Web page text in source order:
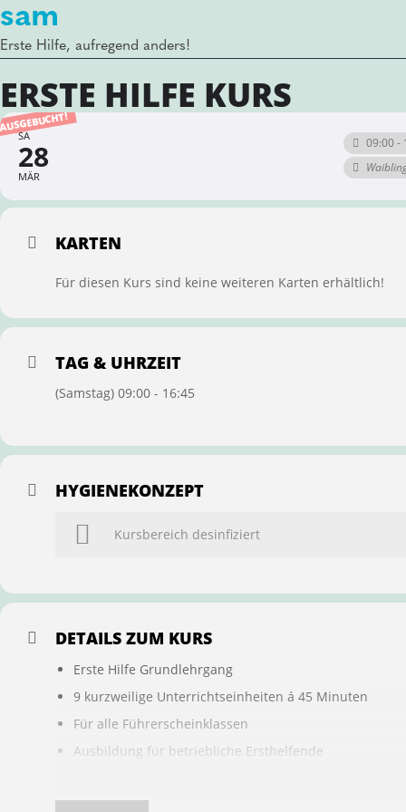
sam
Erste Hilfe, aufregend anders!
ERSTE HILFE KURS
SA
28
MÄR
09:00 -
KARTEN
Für diesen Kurs sind keine weiteren Karten erhältlich!
TAG & UHRZEIT
(Samstag) 09:00 - 16:45
HYGIENEKONZEPT
Kursbereich desinfiziert
DETAILS ZUM KURS
Erste Hilfe Grundlehrgang
9 kurzweilige Unterrichtseinheiten á 45 Minuten
Für alle Führerscheinklassen
Ausbildung für betriebliche Ersthelfende